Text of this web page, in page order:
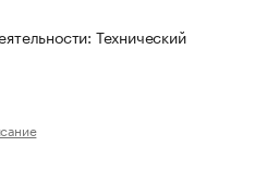
Технический